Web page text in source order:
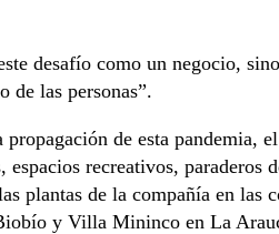
desafío como un negocio,
de las personas”.
de esta pandemia,
espacios recreativos, paraderos
plantas de la compañía en las
y Villa Mininco en La